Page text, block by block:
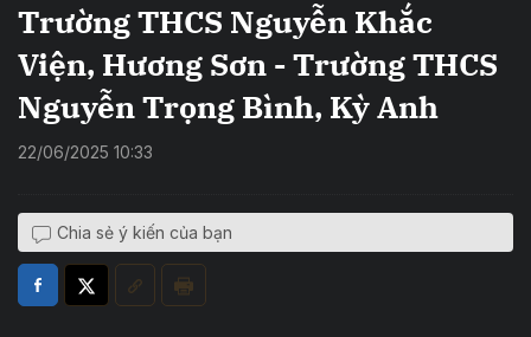
Trường THCS Nguyễn Khắc
Viện, Hương Sơn - Trường THCS
Nguyễn Trọng Bình, Kỳ Anh
22/06/2025 10:33
Chia sẻ ý kiến của bạn